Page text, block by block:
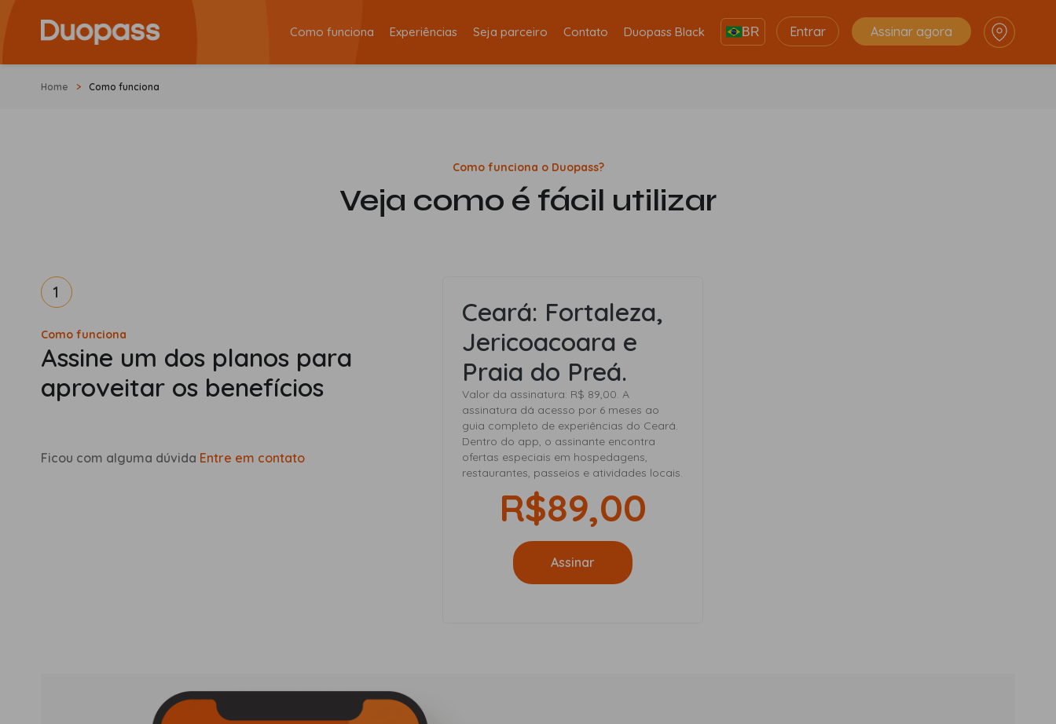
Como funciona Experiências Seja parceiro Contato Duopass Black BR Entrar Assinar agora
Home Como funciona
Como funciona o Duopass?
Veja como é fácil utilizar
1
Como funciona
Assine um dos planos para
aproveitar os benefícios
Ficou com alguma dúvida Entre em contato
Ceará: Fortaleza,
Jericoacoara e
Praia do Preá.
Valor da assinatura: R$ 89,00. A
assinatura dá acesso por 6 meses ao
guia completo de experiências do Ceará.
Dentro do app, o assinante encontra
ofertas especiais em hospedagens,
restaurantes, passeios e atividades locais.
R$89,00
Assinar